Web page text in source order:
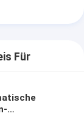
Für